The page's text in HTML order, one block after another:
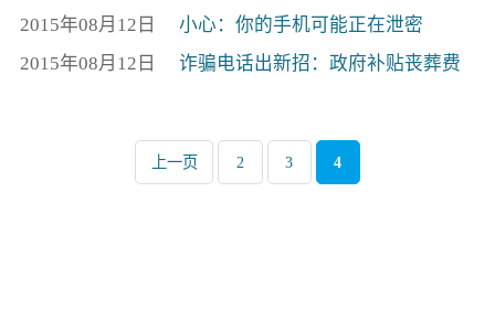
2015年08月12日
小心：你的手机可能正在泄密
2015年08月12日
诈骗电话出新招：政府补贴丧葬费
上一页 2 3 4